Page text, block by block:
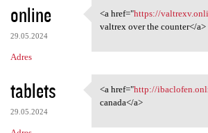
online
29.05.2024
Adres
<a href="https://valtrexv
<a href="https://
valtrex over the counter</a>
tablets
29.05.2024
<a href="http://
<a href="http://
canada</a>